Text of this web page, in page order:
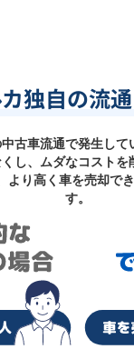
独自の流
古車流通で発生して
し、ムダなコストを
より高く車を売却で
す。